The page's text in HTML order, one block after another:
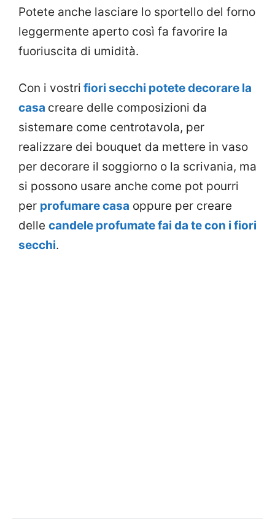
Potete anche lasciare lo sportello del forno
leggermente aperto così fa favorire la
fuoriuscita di umidità.
Con i vostri fiori secchi potete decorare la
casa creare delle composizioni da
sistemare come centrotavola, per
realizzare dei bouquet da mettere in vaso
per decorare il soggiorno o la scrivania, ma
si possono usare anche come pot pourri
per profumare casa oppure per creare
delle candele profumate fai da te con i fiori
secchi.